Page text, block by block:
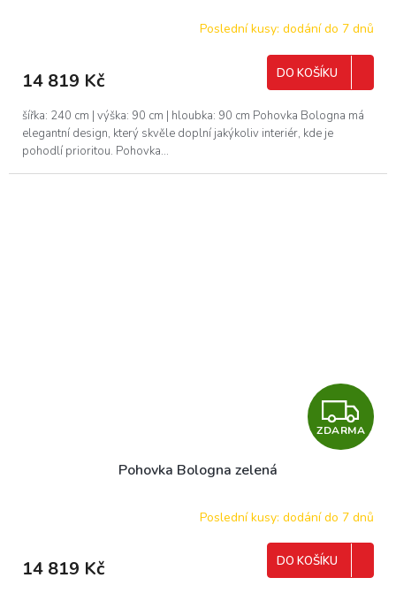
R
A
Poslední kusy: dodání do 7 dnů
14 819 Kč DO KOŠÍKU
šířka: 240 cm | výška: 90 cm | hloubka: 90 cm Pohovka Bologna má
elegantní design, který skvěle doplní jakýkoliv interiér, kde je
pohodlí prioritou. Pohovka...
Z
D
R
ZDARMA
Pohovka Bologna zelená
Poslední kusy: dodání do 7 dnů
14 819 Kč DO KOŠÍKU